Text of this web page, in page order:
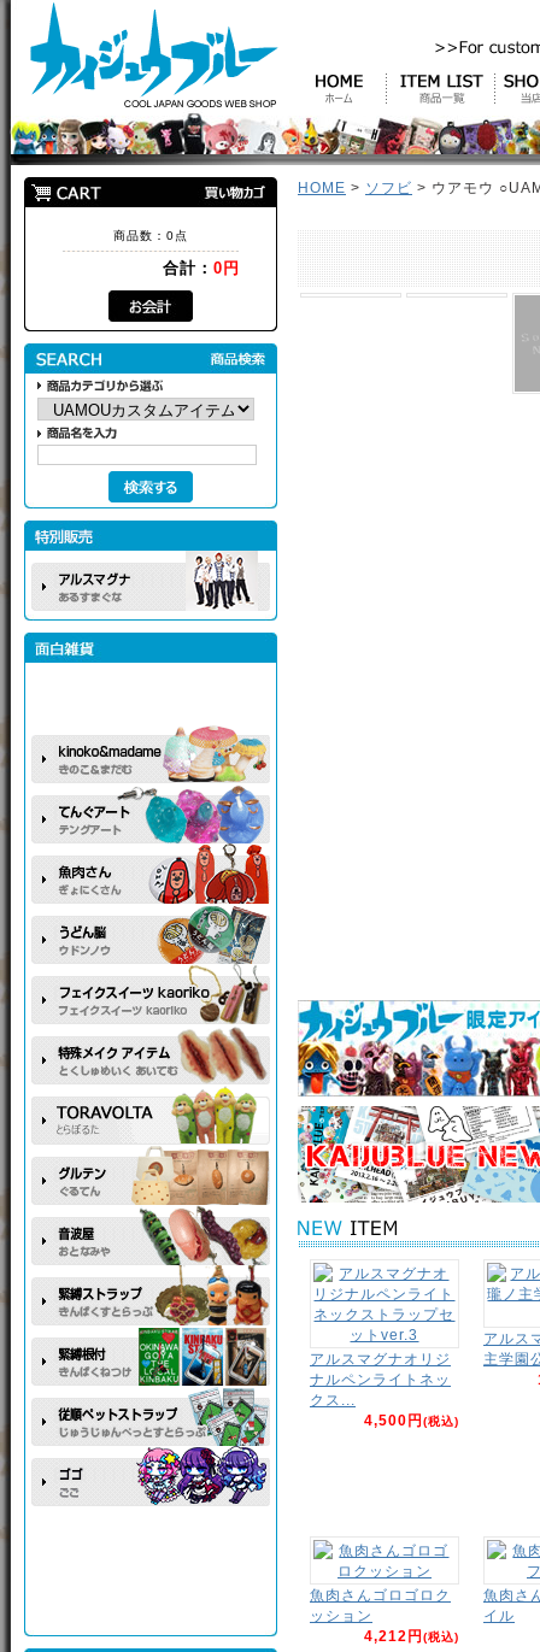
商品数：0点
合計： 0円
HOME > ソフビ > ウアモウ
アルスマグナオリジ
ナルペンライトネッ
クス...
4,500円(税込)
アルス
主学園
魚肉さんゴロゴロク
ッション
4,212円(税込)
魚肉さ
イル